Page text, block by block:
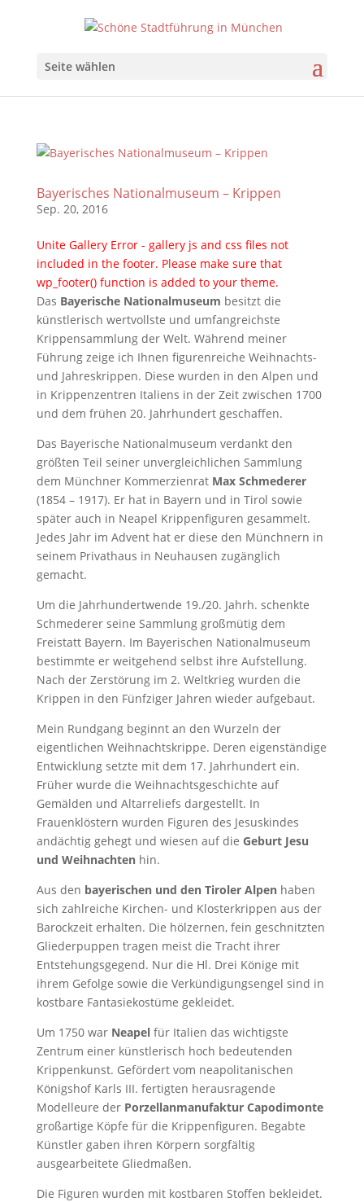
Seite wählen
Bayerisches Nationalmuseum – Krippen
Sep. 20, 2016
Unite Gallery Error - gallery js and css files not
included in the footer. Please make sure that
wp_footer() function is added to your theme.
Das Bayerische Nationalmuseum besitzt die
künstlerisch wertvollste und umfangreichste
Krippensammlung der Welt. Während meiner
Führung zeige ich Ihnen figurenreiche Weihnachts-
und Jahreskrippen. Diese wurden in den Alpen und
in Krippenzentren Italiens in der Zeit zwischen 1700
und dem frühen 20. Jahrhundert geschaffen.
Das Bayerische Nationalmuseum verdankt den
größten Teil seiner unvergleichlichen Sammlung
dem Münchner Kommerzienrat Max Schmederer
(1854 – 1917). Er hat in Bayern und in Tirol sowie
später auch in Neapel Krippenfiguren gesammelt.
Jedes Jahr im Advent hat er diese den Münchnern in
seinem Privathaus in Neuhausen zugänglich
gemacht.
Um die Jahrhundertwende 19./20. Jahrh. schenkte
Schmederer seine Sammlung großmütig dem
Freistatt Bayern. Im Bayerischen Nationalmuseum
bestimmte er weitgehend selbst ihre Aufstellung.
Nach der Zerstörung im 2. Weltkrieg wurden die
Krippen in den Fünfziger Jahren wieder aufgebaut.
Mein Rundgang beginnt an den Wurzeln der
eigentlichen Weihnachtskrippe. Deren eigenständige
Entwicklung setzte mit dem 17. Jahrhundert ein.
Früher wurde die Weihnachtsgeschichte auf
Gemälden und Altarreliefs dargestellt. In
Frauenklöstern wurden Figuren des Jesuskindes
andächtig gehegt und wiesen auf die Geburt Jesu
und Weihnachten hin.
Aus den bayerischen und den Tiroler Alpenhaben
sich zahlreiche Kirchen- und Klosterkrippen aus der
Barockzeit erhalten. Die hölzernen, fein geschnitzten
Gliederpuppen tragen meist die Tracht ihrer
Entstehungsgegend. Nur die Hl. Drei Könige mit
ihrem Gefolge sowie die Verkündigungsengel sind in
kostbare Fantasiekostüme gekleidet.
Um 1750 war Neapelfür Italien das wichtigste
Zentrum einer künstlerisch hoch bedeutenden
Krippenkunst. Gefördert vom neapolitanischen
Königshof Karls III. fertigten herausragende
Modelleure der Porzellanmanufaktur Capodimonte
großartige Köpfe für die Krippenfiguren. Begabte
Künstler gaben ihren Körpern sorgfältig
ausgearbeitete Gliedmaßen.
Die Figuren wurden mit kostbaren Stoffen bekleidet.